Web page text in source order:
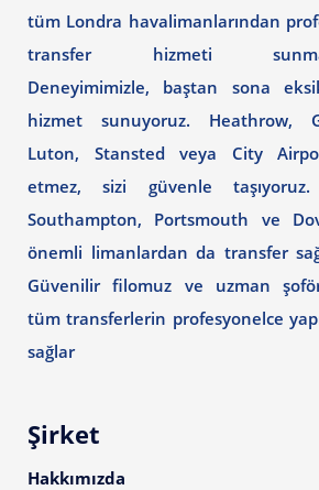
tüm Londra havalimanlarından
transfer hizmeti
Deneyimimizle, baştan sona
hizmet sunuyoruz. Heathrow,
Luton, Stansted veya City
etmez, sizi güvenle taşıyoruz.
Southampton, Portsmouth ve
önemli limanlardan da transfer
Güvenilir filomuz ve uzman
tüm transferlerin profesyonelce
sağlar
Şirket
Hakkımızda